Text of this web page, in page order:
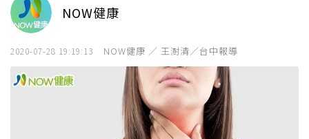
NOW健康
2020-07-28 19:19:13 NOW健康 ／ 王澍清／台中報導